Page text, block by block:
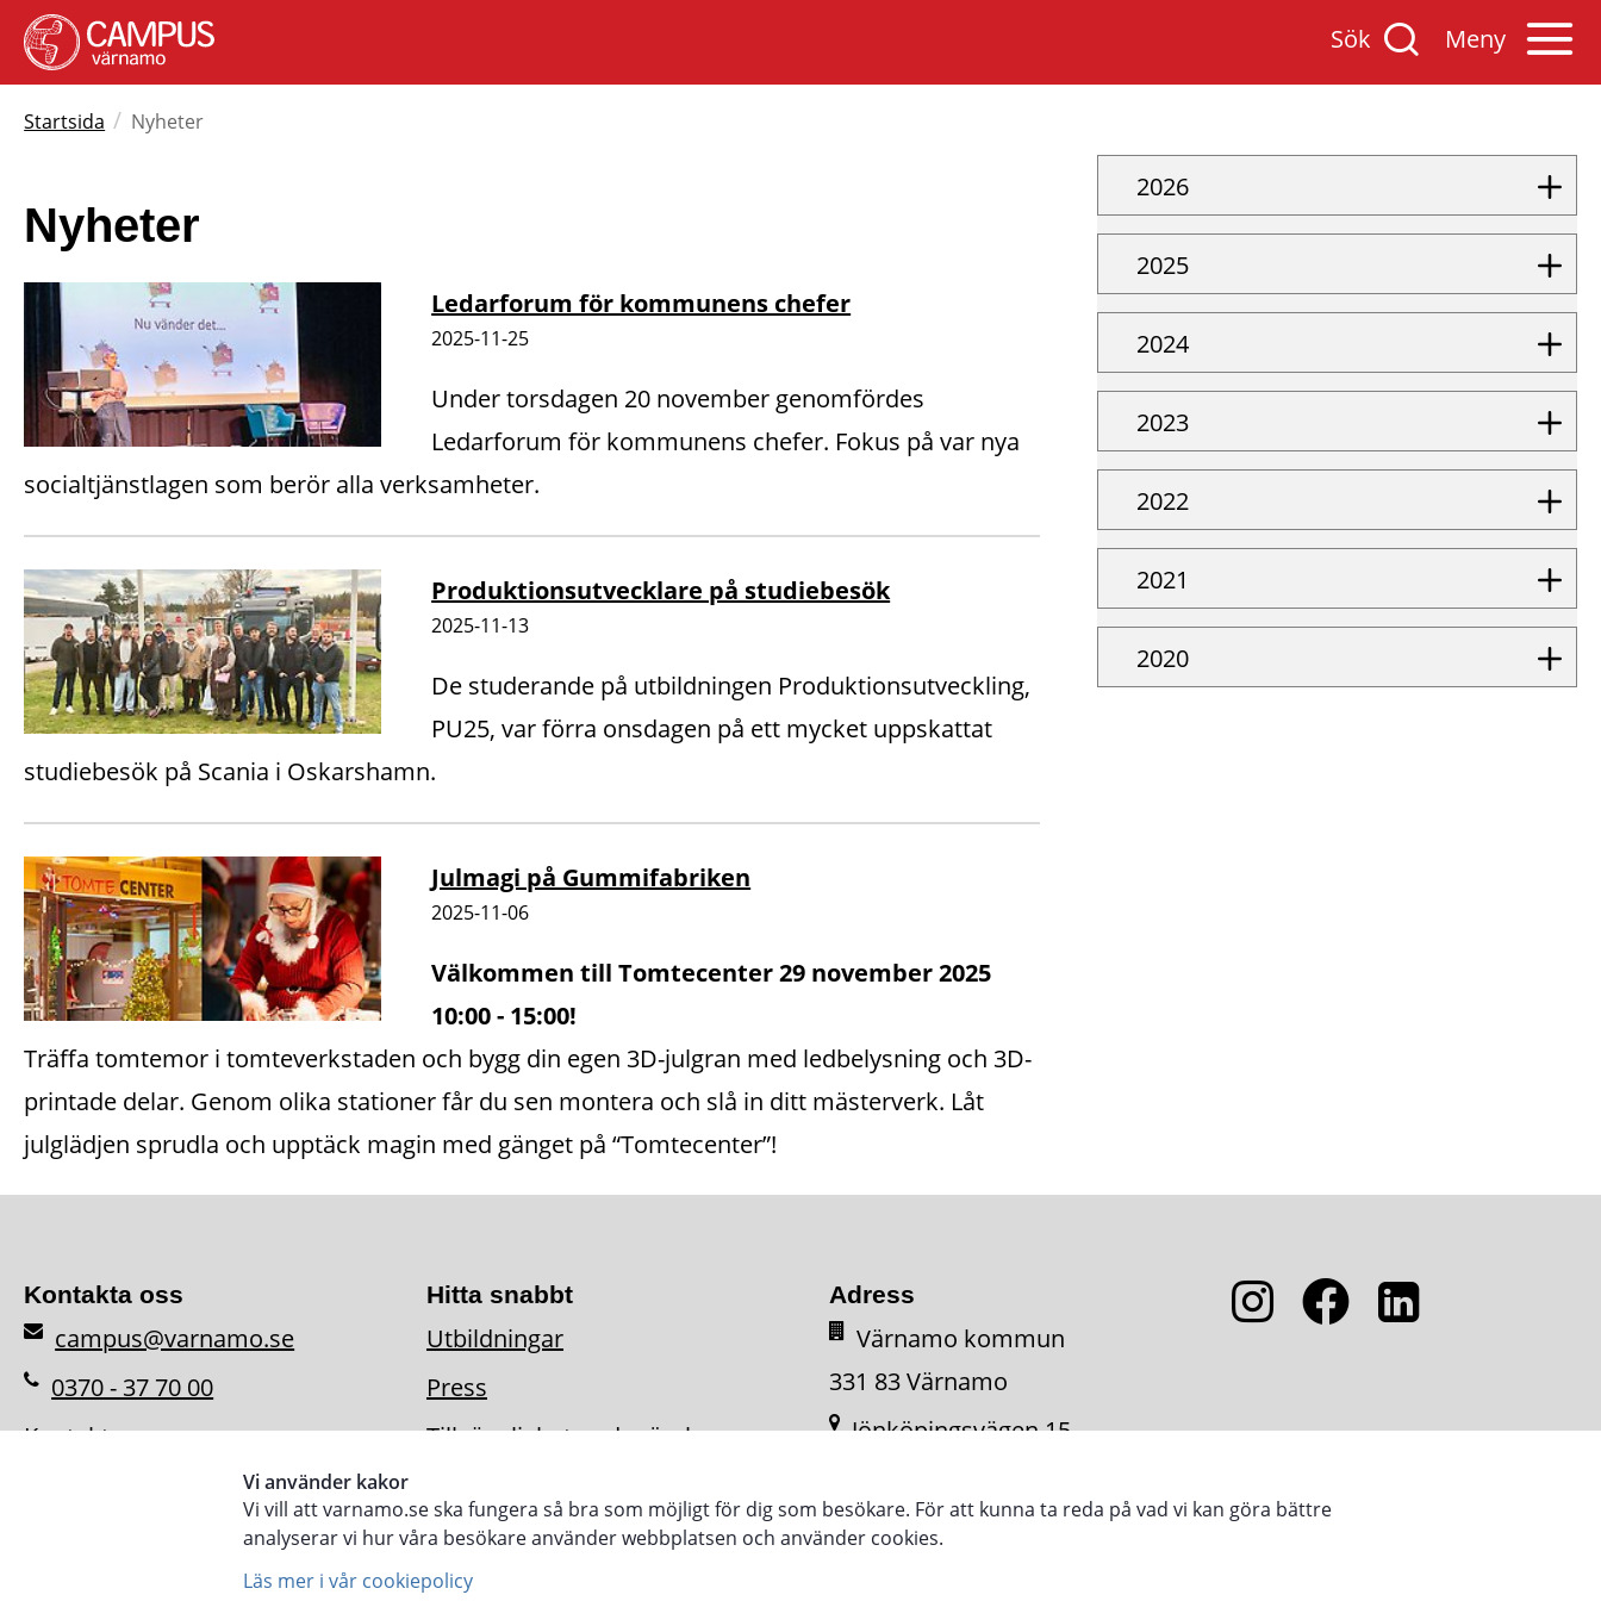
Vi använder kakor
Vi vill att varnamo.se ska fungera så bra som möjligt för dig som besökare. För att kunna ta reda på vad vi kan göra bättre
analyserar vi hur våra besökare använder webbplatsen och använder cookies.
Läs mer i vår cookiepolicy
på
Sök
mobilmenyn
Meny
Startsida / Nyheter
Nyheter
Ledarforum för kommunens chefer
2025-11-25
Under torsdagen 20 november genomfördes
Ledarforum för kommunens chefer. Fokus på var nya
socialtjänstlagen som berör alla verksamheter.
Produktionsutvecklare på studiebesök
2025-11-13
De studerande på utbildningen Produktionsutveckling,
PU25, var förra onsdagen på ett mycket uppskattat
studiebesök på Scania i Oskarshamn.
Julmagi på Gummifabriken
2025-11-06
Välkommen till Tomtecenter 29 november 2025
10:00 - 15:00!
Träffa tomtemor i tomteverkstaden och bygg din egen 3D-julgran med ledbelysning och 3D-
printade delar. Genom olika stationer får du sen montera och slå in ditt mästerverk. Låt
julglädjen sprudla och upptäck magin med gänget på “Tomtecenter”!
2026
2025
2024
2023
2022
2021
2020
Kontakta oss
campus@varnamo.se
0370 - 37 70 00
Kontaktpersoner
Hitta snabbt
Utbildningar
Press
Tillgänglighetsredogörelse
Adress
Värnamo kommun
331 83 Värnamo
Jönköpingsvägen 15